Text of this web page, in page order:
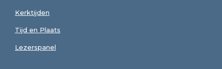
Kerktijden
Tijd en Plaats
Lezerspanel